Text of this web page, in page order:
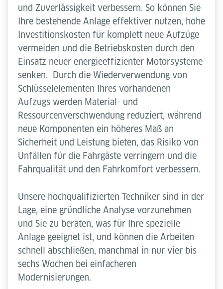
und Zuverlässigkeit verbessern. So können Sie
Ihre bestehende Anlage effektiver nutzen, hohe
Investitionskosten für komplett neue Aufzüge
vermeiden und die Betriebskosten durch den
Einsatz neuer energieeffizienter Motorsysteme
senken. Durch die Wiederverwendung von
Schlüsselelementen Ihres vorhandenen
Aufzugs werden Material- und
Ressourcenverschwendung reduziert, während
neue Komponenten ein höheres Maß an
Sicherheit und Leistung bieten, das Risiko von
Unfällen für die Fahrgäste verringern und die
Fahrqualität und den Fahrkomfort verbessern.
Unsere hochqualifizierten Techniker sind in der
Lage, eine gründliche Analyse vorzunehmen
und Sie zu beraten, was für Ihre spezielle
Anlage geeignet ist, und können die Arbeiten
schnell abschließen, manchmal in nur vier bis
sechs Wochen bei einfacheren
Modernisierungen.